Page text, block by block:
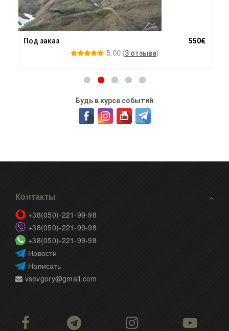
Под заказ
550€
5.00(3 отзыва)
Будь в курсе событий
Контакты
+38(050)-221-99-98
+38(050)-221-99-98
+38(050)-221-99-98
Новости
Написать
vsevgory@gmail.com